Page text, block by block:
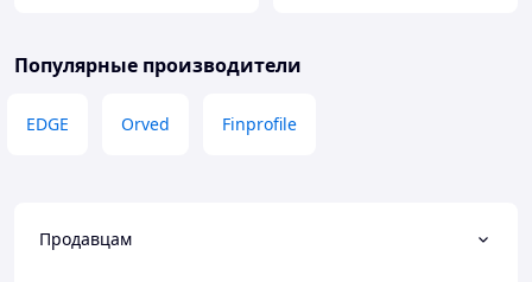
Популярные производители
EDGE Orved Finprofile
Продавцам